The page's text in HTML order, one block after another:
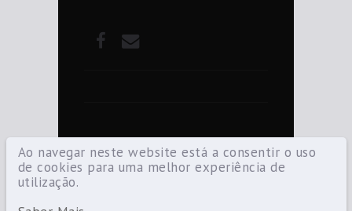
Ao navegar neste website está a consentir o uso
de cookies para uma melhor experiência de
utilização.©2021 Diocese de Santarém — Todos os
direitos reservados.